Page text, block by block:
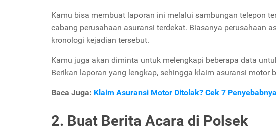
Kamu bisa membuat laporan ini melalui sambungan telepon
cabang perusahaan asuransi terdekat. Biasanya perusahaan
kronologi kejadian tersebut.
Kamu juga akan diminta untuk melengkapi beberapa data
Berikan laporan yang lengkap, sehingga klaim asuransi motor
Baca Juga: Klaim Asuransi Motor Ditolak? Cek 7 Penyebabnya
2. Buat Berita Acara di Polsek